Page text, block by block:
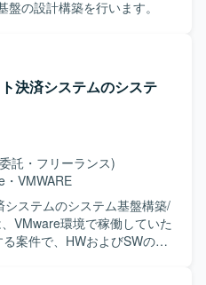
の設計構築を行います。
決済システムのシステ
託・フリーランス)
・ VMWARE
システムのシステム基盤構築/
VMware環境で稼働していた
案件で、HWおよびSWのバ